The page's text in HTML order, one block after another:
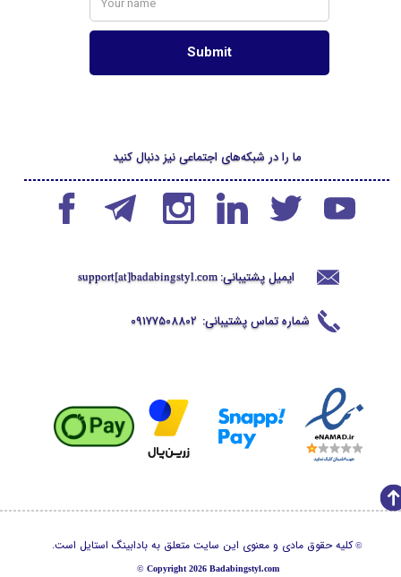
©کلیه حقوق مادی و معنوی این سایت متعلق به بادابینگ استایل است.
© Copyright 2026 Badabingstyl.com
ایمیل پشتیبانی: support[at]badabingstyl.com
شماره تماس پشتیبانی: 09177508802
ما را در شبکه‌های اجتماعی نیز دنبال کنید